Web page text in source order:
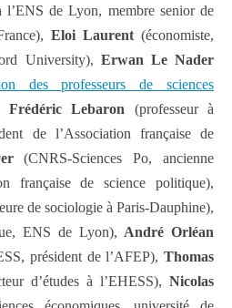
l’ENS de Lyon, membre senior de
Eloi Laurent(économiste,
University), Erwan Le Nader
des professeurs de sciences
Frédéric Lebaron (professeur à
de l’Association française de
(CNRS-Sciences Po, ancienne
française de science politique),
de sociologie à Paris-Dauphine),
ENS de Lyon),André Orléan
président de l’AFEP), Thomas
d’études à l’EHESS), Nicolas